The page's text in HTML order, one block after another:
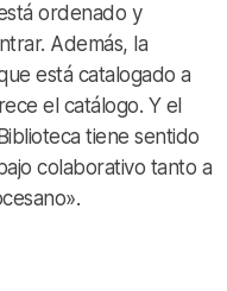
ordenado y
Además, la
está catalogado a
el catálogo. Y el
tiene sentido
colaborativo tanto a